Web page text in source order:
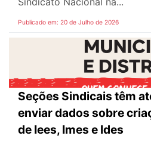
Publicado em: 20 de Julho de 2026
Seções Sindicais têm
enviar dados sobre
de Iees, Imes e Ides